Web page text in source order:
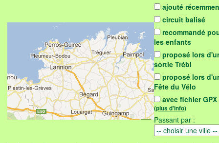
ajouté
circuit balisé
recommandé
les enfants
proposé lors
sortie Trébi
proposé lors
Fête du Vélo
avec fichier GPX
(plus d'info)
Passant par :